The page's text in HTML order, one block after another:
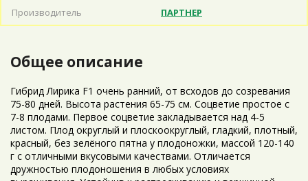
Производитель
ПАРТНЕР
Общее описание
Гибрид Лирика F1 очень ранний, от всходов до созревания
75-80 дней. Высота растения 65-75 см. Соцветие простое с
7-8 плодами. Первое соцветие закладывается над 4-5
листом. Плод округлый и плоскоокруглый, гладкий, плотный,
красный, без зелёного пятна у плодоножки, массой 120-140
г с отличными вкусовыми качествами. Отличается
дружностью плодоношения в любых условиях